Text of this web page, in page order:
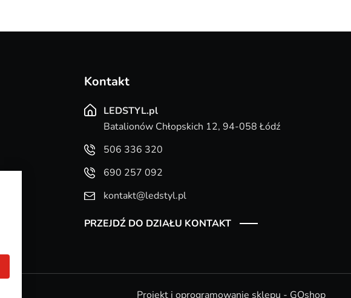
Kontakt
LEDSTYL.pl
Batalionów Chłopskich 12, 94-058 Łódź
506 336 320
690 257 092
kontakt@ledstyl.pl
PRZEJDŹ DO DZIAŁU KONTAKT
Projekt i oprogramowanie sklepu - GOshop